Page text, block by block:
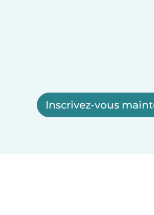
Inscrivez-vous